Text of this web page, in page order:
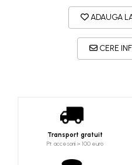
Șosete, mănuși, căciuli
Jachete impermeabile
Căști de protecție
Siguranță, accesorii
Drybag - Saci impermeabili
ADAUGA
CERE
Transport gratuit
Pt. accesorii > 100 euro